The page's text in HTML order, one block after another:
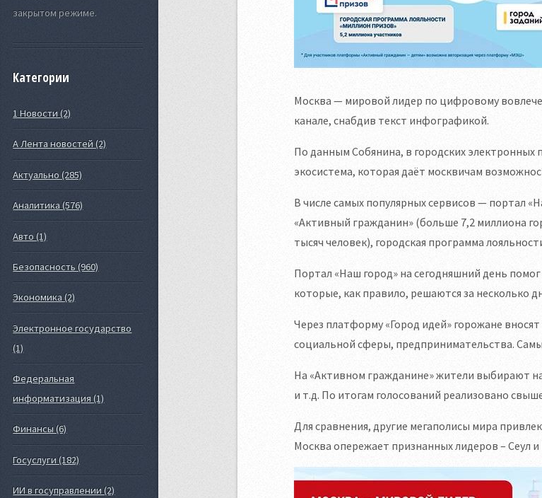
закрытом режиме.
Категории
1 Новости (2)
А Лента новостей (2)
Актуально (285)
Аналитика (576)
Авто (1)
Безопасность (960)
Экономика (2)
Электронное государство
(1)
Федеральная
информатизация (1)
Финансы (6)
Госуслуги (182)
ИИ в госуправлении (2)
Москва — мировой лидер по цифровому
канале, снабдив текст инфографикой.
По данным Собянина, в городских электронных
экосистема, которая даёт москвичам
В числе самых популярных сервисов — портал
«Активный гражданин» (больше 7,2 миллиона
тысяч человек), городская программа
Портал «Наш город» на сегодняшний день
которые, как правило, решаются за несколько
Через платформу «Город идей» горожане
социальной сферы, предпринимательства.
На «Активном гражданине» жители выбирают
и т.д. По итогам голосований реализовано
Для сравнения, другие мегаполисы мира
Москва опережает признанных лидеров – Сеул